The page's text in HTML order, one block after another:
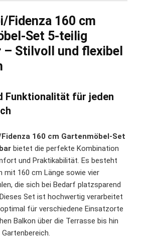
Fidenza 160 cm
Set 5-teilig
– Stilvoll und flexibel
Funktionalität für jeden
Fidenza 160 cm Gartenmöbel-Set
bietet die perfekte Kombination
und Praktikabilität. Es besteht
mit 160 cm Länge sowie vier
die sich bei Bedarf platzsparend
Set ist hochwertig verarbeitet
für verschiedene Einsatzorte
Balkon über die Terrasse bis hin